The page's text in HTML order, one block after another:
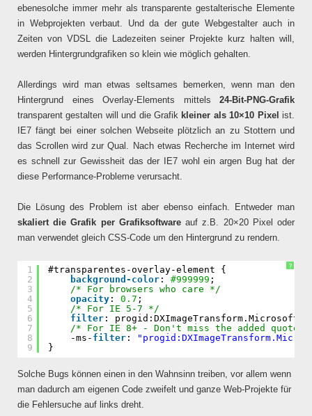
ebenesolche immer mehr als transparente gestalterische Elemente
in Webprojekten verbaut. Und da der gute Webgestalter auch in
Zeiten von VDSL die Ladezeiten seiner Projekte kurz halten will,
werden Hintergrundgrafiken so klein wie möglich gehalten.
Allerdings wird man etwas seltsames bemerken, wenn man den
Hintergrund eines Overlay-Elements mittels 24-Bit-PNG-Grafik
transparent gestalten will und die Grafik kleiner als 10×10 Pixel ist.
IE7 fängt bei einer solchen Webseite plötzlich an zu Stottern und
das Scrollen wird zur Qual. Nach etwas Recherche im Internet wird
es schnell zur Gewissheit das der IE7 wohl ein argen Bug hat der
diese Performance-Probleme verursacht.
Die Lösung des Problem ist aber ebenso einfach. Entweder man
skaliert die Grafik per Grafiksoftwareauf z.B. 20×20 Pixel oder
man verwendet gleich CSS-Code um den Hintergrund zu rendern.
?
1
2
3
4
5
6
7
8
9
#transparentes-overlay-element {
background-color : #999999 ;
/* For browsers who care */
opacity : 0.7 ;
/* For IE 5-7 */
filter :
/* For IE 8+ - Don't miss the added quotes
-ms- filter :
}
Solche Bugs können einen in den Wahnsinn treiben, vor allem wenn
man dadurch am eigenen Code zweifelt und ganze Web-Projekte für
die Fehlersuche auf links dreht.